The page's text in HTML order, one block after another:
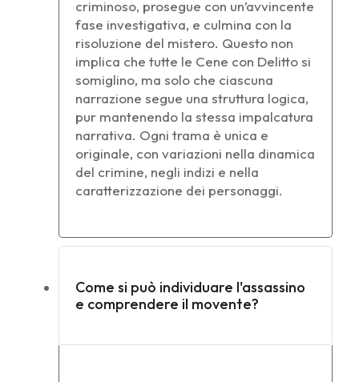
criminoso, prosegue con un’avvincente
fase investigativa, e culmina con la
risoluzione del mistero. Questo non
implica che tutte le Cene con Delitto si
somiglino, ma solo che ciascuna
narrazione segue una struttura logica,
pur mantenendo la stessa impalcatura
narrativa. Ogni trama è unica e
originale, con variazioni nella dinamica
del crimine, negli indizi e nella
caratterizzazione dei personaggi.
Come si può individuare l'assassino
e comprendere il movente?